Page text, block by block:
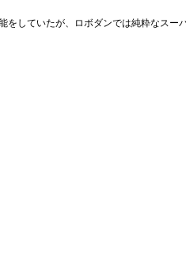
していたが、ロボダンでは純粋なスー